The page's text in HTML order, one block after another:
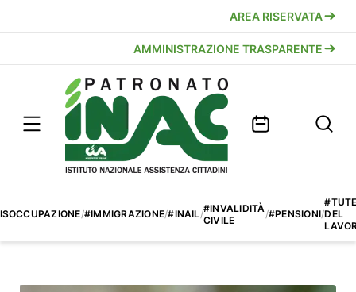
AREA RISERVATA
AMMINISTRAZIONE TRASPARENTE
/#IMMIGRAZIONE/#INAIL/#INVALIDITÀ
CIVILE
/#PENSIONI/DEL